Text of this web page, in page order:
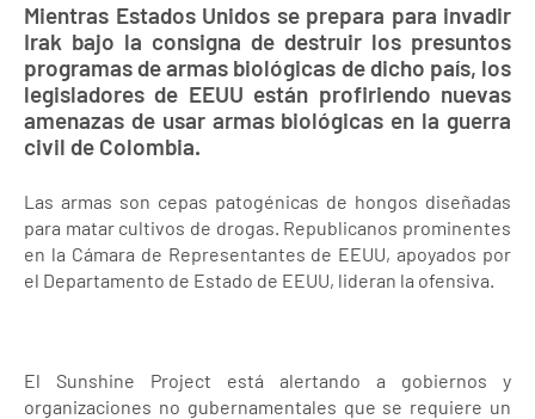
Mientras Estados Unidos se prepara para invadir
Irak bajo la consigna de destruir los presuntos
programas de armas biológicas de dicho país, los
legisladores de EEUU están profiriendo nuevas
amenazas de usar armas biológicas en la guerra
civil de Colombia.
Las armas son cepas patogénicas de hongos diseñadas
para matar cultivos de drogas. Republicanos prominentes
en la Cámara de Representantes de EEUU, apoyados por
el Departamento de Estado de EEUU, lideran la ofensiva.
El Sunshine Project está alertando a gobiernos y
organizaciones no gubernamentales que se requiere un